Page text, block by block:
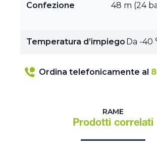
Confezione
48 m (24
Temperatura d’impiego Da -40
Ordina telefonicamente al
RAME
Prodotti correlati